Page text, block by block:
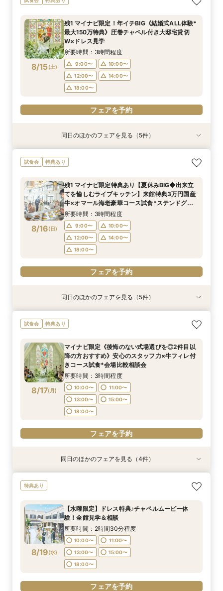
8/14(金)
食×貸切見学
10:00〜
11:00〜
13:00〜
18:00〜
フェアを予約
8/14(金)
目来館特典◆衣装30万円分優待【来館特典】総
所要時間：3時間程度
10:00〜
13:00〜
15:00〜
18:00〜
フェアを予約
8/14(金)
降の方おすすめ》安心のスタッフ力×牛フィレ付
所要時間：3時間程度
10:00〜
13:00〜
15:00〜
18:00〜
フェアを予約
8/14(金)
悩み解決相談会
10:00〜
11:00〜
13:00〜
18:00〜
フェアを予約
8/15(土)
残1 マイナビ限定！年イチBIG《結婚式ALL体験*
最大150万特典》圧巻チャペル付き大邸宅貸切
W×ドレス見学
所要時間：3時間程度
9:00〜
10:00〜
12:00〜
14:00〜
18:00〜
フェアを予約
特典あり
8/15(土)
マイナビ限定特典あり【美食体験◆出来立てを愉
しむライブキッチン】来館特典3万円国産牛×オ
チャペル×本格模擬挙式
所要時間：3時間程度
9:00〜
10:00〜
12:00〜
14:00〜
18:00〜
フェアを予約
特典あり
8/15(土)
マイナビ限定《後悔のない式場選びを◎2件目以
降の方おすすめ》安心のスタッフ力×牛フィレ付
所要時間：3時間程度
9:00〜
10:00〜
12:00〜
14:00〜
18:00〜
フェアを予約
特典あり
8/15(土)
《何も決まってなくてOK！1組貸切W体験》１件
目来館特典◆衣装30万円分優待【来館特典】総
所要時間：3時間程度
9:00〜
10:00〜
12:00〜
14:00〜
18:00〜
フェアを予約
8/15(土)
【90分クイック】短時間で貸切り会場見学＆お
悩み解決相談会
10:00〜
12:00〜
14:00〜
18:00〜
フェアを予約
特典あり
8/15(土)
【少人数検討の方】10名54万円プラン×コース試
食×貸切見学
9:00〜
10:00〜
12:00〜
14:00〜
18:00〜
フェアを予約
同日のほかのフェアを見る（5件）
試食会 特典あり
8/16(日)
残1 マイナビ限定特典あり【夏休みBIG◆出来立
てを愉しむライブキッチン】来館特典3万円国産
牛×オマール海老豪華コース試食*ステンドグラ
ス彩るチャペル×本格模擬挙式
所要時間：3時間程度
9:00〜
10:00〜
12:00〜
14:00〜
18:00〜
フェアを予約
特典あり
8/16(日)
マイナビ限定《後悔のない式場選びを◎2件目以
降の方おすすめ》安心のスタッフ力×牛フィレ付
所要時間：3時間程度
9:00〜
10:00〜
12:00〜
14:00〜
18:00〜
フェアを予約
特典あり
8/16(日)
《何も決まってなくてOK！1組貸切W体験》１件
目来館特典◆衣装30万円分優待【来館特典】総
所要時間：3時間程度
9:00〜
10:00〜
12:00〜
14:00〜
18:00〜
フェアを予約
8/16(日)
【90分クイック】短時間で貸切り会場見学＆お
悩み解決相談会
10:00〜
12:00〜
14:00〜
18:00〜
フェアを予約
特典あり
8/16(日)
【少人数検討の方】10名54万円プラン×コース試
食×貸切見学
9:00〜
10:00〜
12:00〜
14:00〜
18:00〜
フェアを予約
特典あり
8/16(日)
マイナビ限定BIG《結婚式ALL体験*最大150万特
典》圧巻チャペル付き大邸宅貸切W×ドレス見学
9:00〜
10:00〜
12:00〜
14:00〜
18:00〜
フェアを予約
同日のほかのフェアを見る（5件）
試食会 特典あり
8/17(月)
マイナビ限定《後悔のない式場選びを◎2件目以
降の方おすすめ》安心のスタッフ力×牛フィレ付
きコース試食*会場比較相談会
所要時間：3時間程度
10:00〜
11:00〜
13:00〜
15:00〜
18:00〜
フェアを予約
特典あり
8/17(月)
限定1組＼ライブキッチン体験／料理ランクアッ
所要時間：3時間程度
13:00〜
15:00〜
18:00〜
フェアを予約
特典あり
8/17(月)
【少人数検討の方】10名54万円プラン×コース試
10:00〜
11:00〜
13:00〜
15:00〜
18:00〜
フェアを予約
特典あり
8/17(月)
《何も決まってなくてOK！1組貸切W体験》１件
所要時間：3時間程度
13:00〜
15:00〜
18:00〜
フェアを予約
8/17(月)
【90分クイック】短時間で貸切り会場見学＆お
10:00〜
11:00〜
13:00〜
15:00〜
18:00〜
フェアを予約
同日のほかのフェアを見る（4件）
特典あり
8/19(水)
【水曜限定】ドレス特典♪チャペルムービー体
験！全館見学＆相談
所要時間：2時間30分程度
10:00〜
11:00〜
13:00〜
15:00〜
18:00〜
フェアを予約